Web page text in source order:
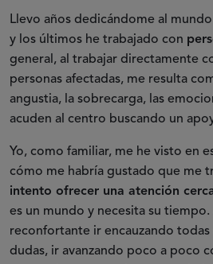
Llevo años dedicándome al
y los últimos he trabajado con
general, al trabajar directamente
personas afectadas, me resulta
angustia, la sobrecarga, las
acuden al centro buscando un
Yo, como familiar, me he visto en
cómo me habría gustado que me
intento ofrecer una atención
es un mundo y necesita su tiempo.
reconfortante ir encauzando todas
dudas, ir avanzando poco a poco